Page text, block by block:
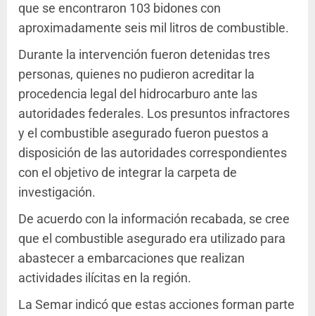
que se encontraron 103 bidones con
aproximadamente seis mil litros de combustible.
Durante la intervención fueron detenidas tres
personas, quienes no pudieron acreditar la
procedencia legal del hidrocarburo ante las
autoridades federales. Los presuntos infractores
y el combustible asegurado fueron puestos a
disposición de las autoridades correspondientes
con el objetivo de integrar la carpeta de
investigación.
De acuerdo con la información recabada, se cree
que el combustible asegurado era utilizado para
abastecer a embarcaciones que realizan
actividades ilícitas en la región.
La Semar indicó que estas acciones forman parte